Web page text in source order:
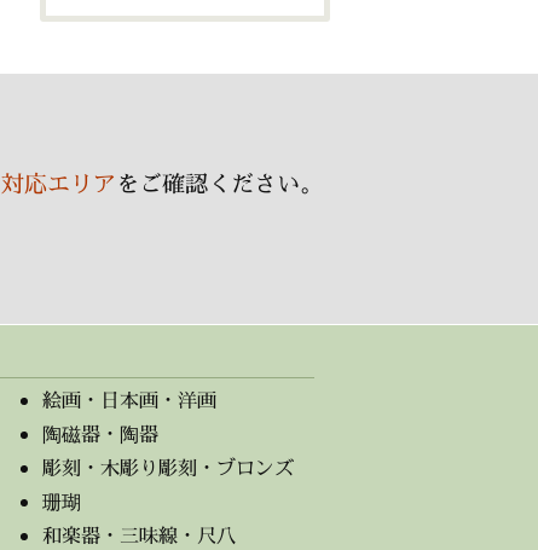
対応エリアをご確認ください。
絵画・日本画・洋画
陶磁器・陶器
彫刻・木彫り彫刻・ブロンズ
珊瑚
和楽器・三味線・尺八